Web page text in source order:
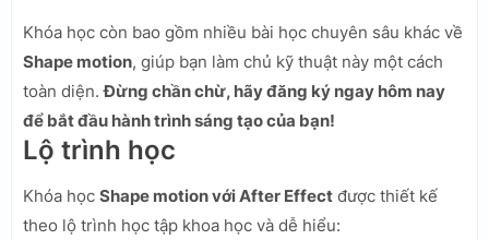
Khóa học còn bao gồm nhiều bài học chuyên sâu khác về
Shape motion, giúp bạn làm chủ kỹ thuật này một cách
toàn diện.Đừng chần chừ, hãy đăng ký ngay hôm nay
để bắt đầu hành trình sáng tạo của bạn!
Lộ trình học
Khóa học Shape motion với After Effect được thiết kế
theo lộ trình học tập khoa học và dễ hiểu: